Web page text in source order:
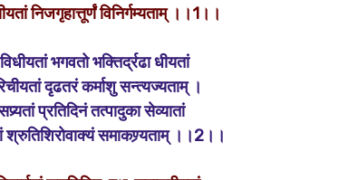
निजगृहात्तूर्णं विनिर्गम्यताम् ।।1।।
भगवतो भक्तिर्द्रढा धीयतां
दृढतरं कर्माशु सन्त्यज्यताम् ।
प्रतिदिनं तत्पादुका सेव्यातां
श्रुतिशिरोवाक्यं समाकण्र्यताम् ।।2।।